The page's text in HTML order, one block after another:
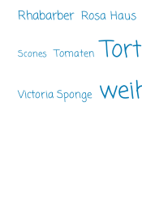
Rhabarber Rosa Haus
Scones Tomaten
Victoria Sponge